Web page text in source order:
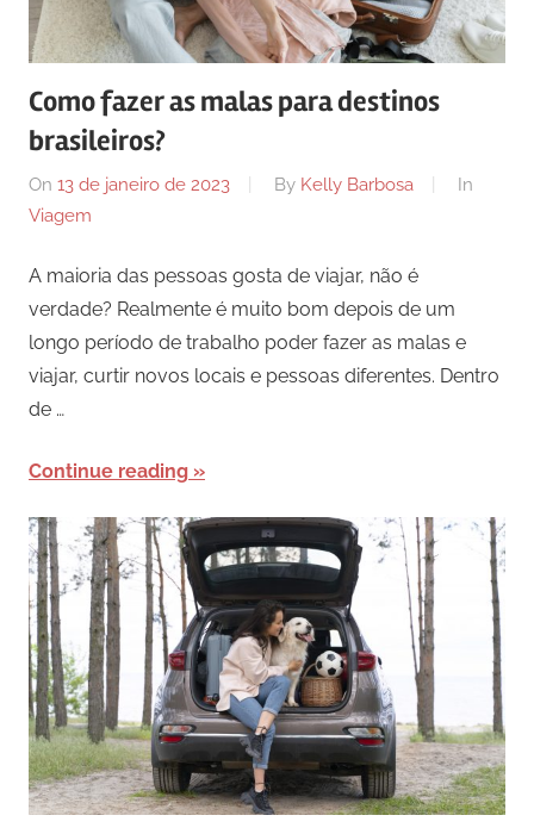
Como fazer as malas para destinos
brasileiros?
On 13 de janeiro de 2023 By Kelly Barbosa
In
Viagem
A maioria das pessoas gosta de viajar, não é
verdade? Realmente é muito bom depois de um
longo período de trabalho poder fazer as malas e
viajar, curtir novos locais e pessoas diferentes. Dentro
de …
Continue reading